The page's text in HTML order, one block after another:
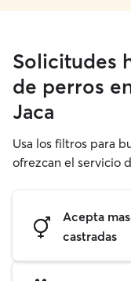
Solicitudes
de perros
Jaca
Usa los filtros para
ofrezcan el servicio
Acepta
castradas